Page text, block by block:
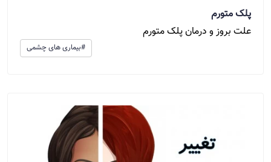
پلک متورم
علت بروز و درمان پلک متورم
#بیماری های چشمی